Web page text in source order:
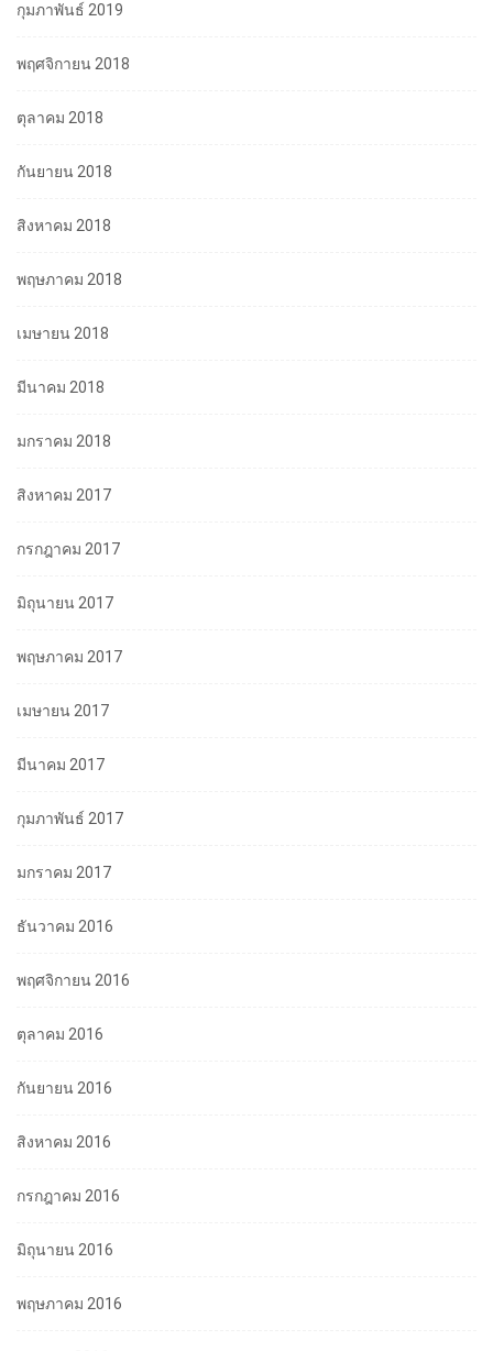
กุมภาพันธ์ 2019
พฤศจิกายน 2018
ตุลาคม 2018
กันยายน 2018
สิงหาคม 2018
พฤษภาคม 2018
เมษายน 2018
มีนาคม 2018
มกราคม 2018
สิงหาคม 2017
กรกฎาคม 2017
มิถุนายน 2017
พฤษภาคม 2017
เมษายน 2017
มีนาคม 2017
กุมภาพันธ์ 2017
มกราคม 2017
ธันวาคม 2016
พฤศจิกายน 2016
ตุลาคม 2016
กันยายน 2016
สิงหาคม 2016
กรกฎาคม 2016
มิถุนายน 2016
พฤษภาคม 2016